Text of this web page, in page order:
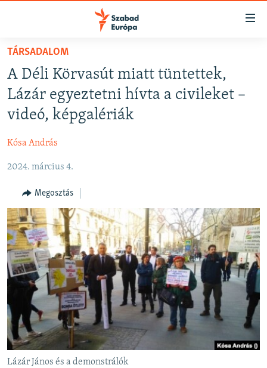
Akadálymentes
Ugrás
fő
oldalra
Ugrás
tartalomjegyzékre
NAPIRENDEN
AKTUÁLIS
PODCASTOK
ELEMZŐ
NER15
SZABADON
TÁRSADALOM
DEMOKRÁCIA
A PÉNZ NYOMÁBAN
EURÓPAI UNIÓ
VILÁG
KLÍMAVÁLTOZÁS
A MÚLT TANULSÁGAI
TÁRSADALOM
A Déli Körvasút miatt tüntettek,
Lázár egyeztetni hívta a civileket –
videó, képgalériák
Kósa András
2024. március 4.
Megosztás
Lázár János és a demonstrálók
FELIRATKOZÁS